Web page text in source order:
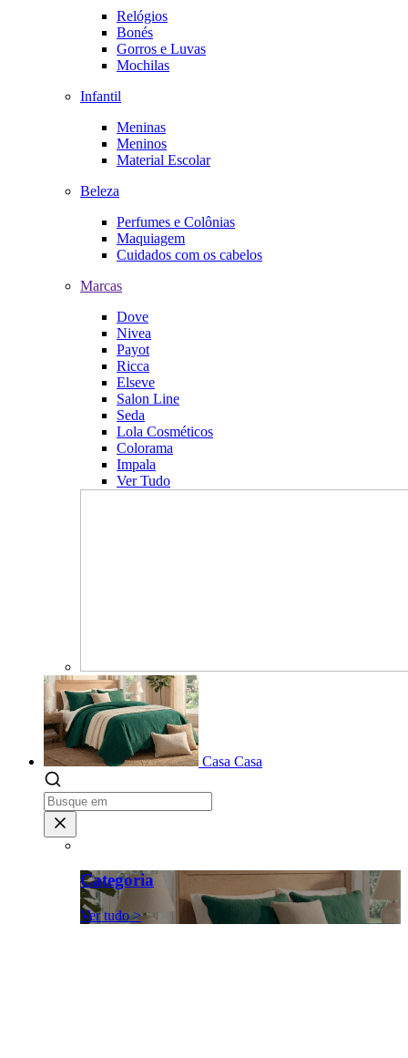
Relógios
Bonés
Gorros e Luvas
Mochilas
Infantil
Meninas
Meninos
Material Escolar
Beleza
Perfumes e Colônias
Maquiagem
Cuidados com os cabelos
Marcas
Dove
Nivea
Payot
Ricca
Elseve
Salon Line
Seda
Lola Cosméticos
Colorama
Impala
Ver Tudo
Casa Casa
Categoria
Ver tudo >